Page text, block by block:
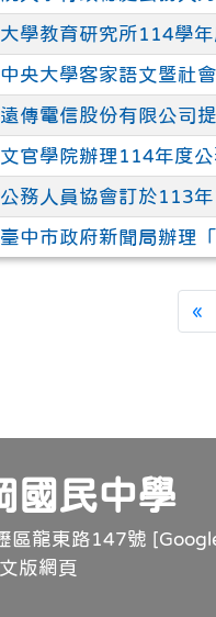
學教育研究所114學
央大學客家語文暨社
傳電信股份有限公司
官學院辦理114年度
務人員協會訂於113
中市政府新聞局辦理
«
國民中學
區龍東路147號 [
版網頁